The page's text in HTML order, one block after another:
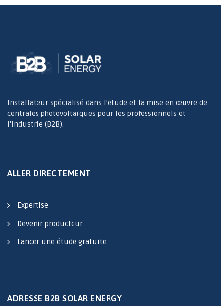
Installateur spécialisé dans l'étude et la mise en œuvre de
centrales photovoltaïques pour les professionnels et
l'industrie (B2B).
ALLER DIRECTEMENT
Expertise
Devenir producteur
Lancer une étude gratuite
ADRESSE B2B SOLAR ENERGY